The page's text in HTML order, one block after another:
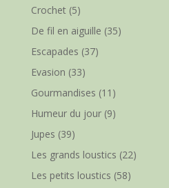
Crochet (5)
De fil en aiguille (35)
Escapades (37)
Evasion (33)
Gourmandises (11)
Humeur du jour(9)
Jupes (39)
Les grands loustics (22)
Les petits loustics (58)